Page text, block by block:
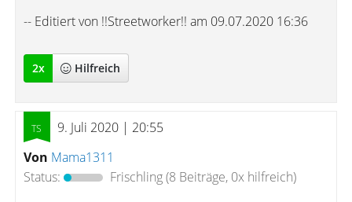
-- Editiert von !!Streetworker!! am 09.07.2020 16:36
2x Hilfreich
9. Juli 2020 | 20:55
Von Mama1311
Status:
Frischling(8 Beiträge, 0x hilfreich)